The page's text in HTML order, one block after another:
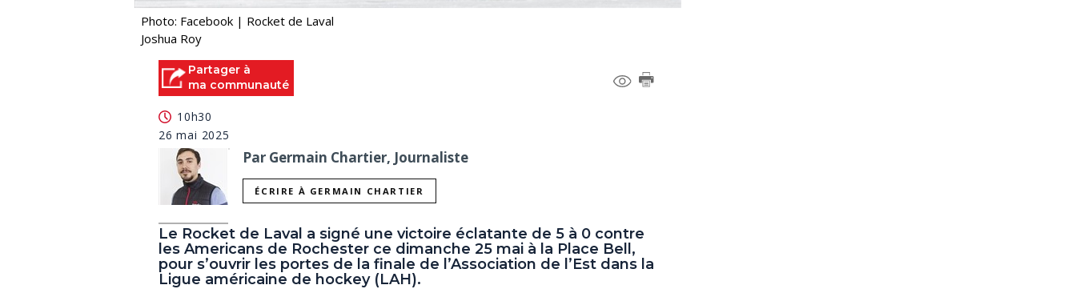
Photo: Facebook | Rocket de Laval
Joshua Roy
Partager à
ma communauté
10h30
26 mai 2025
Par Germain Chartier, Journaliste
ÉCRIRE À GERMAIN CHARTIER
Le Rocket de Laval a signé une victoire éclatante de 5 à 0 contre
les Americans de Rochester ce dimanche 25 mai à la Place Bell,
pour s’ouvrir les portes de la finale de l’Association de l’Est dans la
Ligue américaine de hockey (LAH).